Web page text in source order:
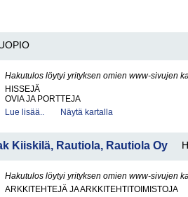
Hakutulos löytyi yrityksen omien www-sivujen
HISSEJÄ
OVIA JA PORTTEJA
Lue lisää..
Näytä kartalla
Kiiskilä, Rautiola, Rautiola Oy
Hakutulos löytyi yrityksen omien www-sivujen
ARKKITEHTEJÄ JA ARKKITEHTITOIMISTOJA